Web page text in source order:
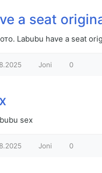
a seat
Labubu have a seat
Joni 0
sex
Joni 0